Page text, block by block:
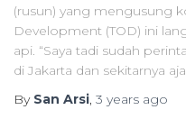
(rusun) yang mengusung
Development (TOD) ini
api. “Saya tadi sudah
di Jakarta dan sekitarnya
By San Arsi, 3 years ago